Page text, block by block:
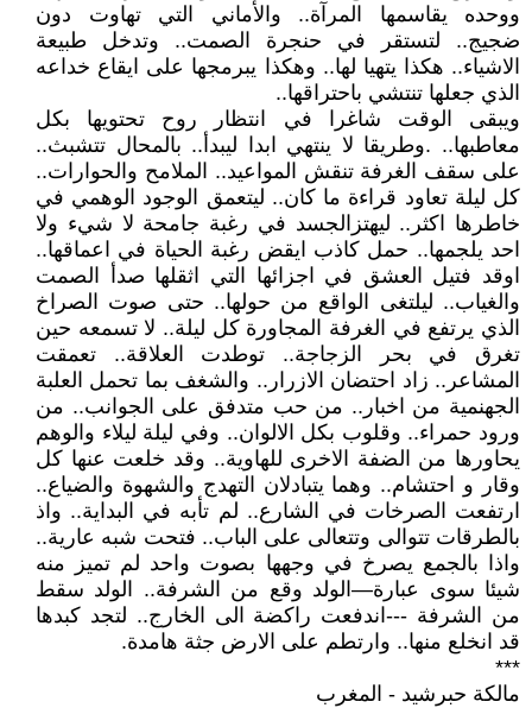
ووحده يقاسمها المرآة.. والأماني التي تهاوت دون
ضجيج.. لتستقر في حنجرة الصمت.. وتدخل طبيعة
الاشياء.. هكذا يتهيا لها.. وهكذا يبرمجها على ايقاع خداعه
الذي جعلها تنتشي باحتراقها..
ويبقى الوقت شاغرا في انتظار روح تحتويها بكل
معاطبها.. .وطريقا لا ينتهي ابدا ليبدأ.. بالمحال تتشبث..
على سقف الغرفة تنقش المواعيد.. الملامح والحوارات..
كل ليلة تعاود قراءة ما كان.. ليتعمق الوجود الوهمي في
خاطرها اكثر.. ليهتزالجسد في رغبة جامحة لا شيء ولا
احد يلجمها.. حمل كاذب ايقض رغبة الحياة في اعماقها..
اوقد فتيل العشق في اجزائها التي اثقلها صدأ الصمت
والغياب.. ليلتغى الواقع من حولها.. حتى صوت الصراخ
الذي يرتفع في الغرفة المجاورة كل ليلة.. لا تسمعه حين
تغرق في بحر الزجاجة.. توطدت العلاقة.. تعمقت
المشاعر.. زاد احتضان الازرار.. والشغف بما تحمل العلبة
الجهنمية من اخبار.. من حب متدفق على الجوانب.. من
ورود حمراء.. وقلوب بكل الالوان.. وفي ليلة ليلاء والوهم
يحاورها من الضفة الاخرى للهاوية.. وقد خلعت عنها كل
وقار و احتشام.. وهما يتبادلان التهدج والشهوة والضياع..
ارتفعت الصرخات في الشارع.. لم تأبه في البداية.. واذ
بالطرقات تتوالى وتتعالى على الباب.. فتحت شبه عارية..
واذا بالجمع يصرخ في وجهها بصوت واحد لم تميز منه
شيئا سوى عبارة—الولد وقع من الشرفة.. الولد سقط
من الشرفة ---اندفعت راكضة الى الخارج.. لتجد كبدها
قد انخلع منها.. وارتطم على الارض جثة هامدة.
***
مالكة حبرشيد - المغرب